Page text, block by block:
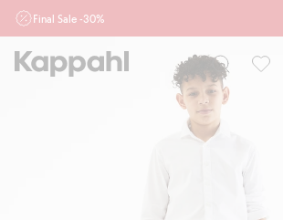
Final Sale -30%
działu outlet do 10.8 w sklepach Kappahl i Newbie oraz
nie łączymy
Dziecko